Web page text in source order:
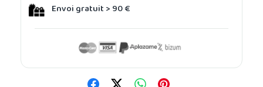
Envoi gratuit > 90 €